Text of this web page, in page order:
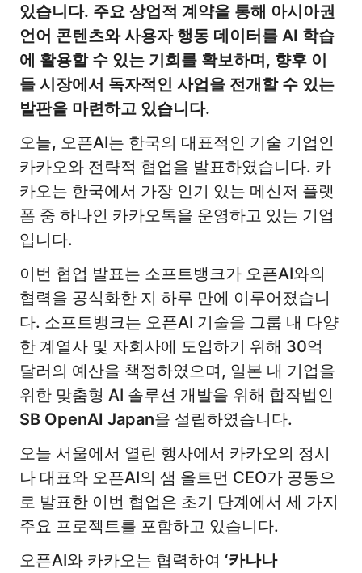
있습니다. 주요 상업적 계약을 통해 아시아권
언어 콘텐츠와 사용자 행동 데이터를 AI 학습
에 활용할 수 있는 기회를 확보하며, 향후 이
들 시장에서 독자적인 사업을 전개할 수 있는
발판을 마련하고 있습니다.
오늘, 오픈AI는 한국의 대표적인 기술 기업인
카카오와 전략적 협업을 발표하였습니다. 카
카오는 한국에서 가장 인기 있는 메신저 플랫
폼 중 하나인 카카오톡을 운영하고 있는 기업
입니다.
이번 협업 발표는 소프트뱅크가 오픈AI와의
협력을 공식화한 지 하루 만에 이루어졌습니
다. 소프트뱅크는 오픈AI 기술을 그룹 내 다양
한 계열사 및 자회사에 도입하기 위해 30억
달러의 예산을 책정하였으며, 일본 내 기업을
위한 맞춤형 AI 솔루션 개발을 위해 합작법인
SB OpenAI Japan을 설립하였습니다.
오늘 서울에서 열린 행사에서 카카오의 정시
나 대표와 오픈AI의 샘 올트먼 CEO가 공동으
로 발표한 이번 협업은 초기 단계에서 세 가지
주요 프로젝트를 포함하고 있습니다.
오픈AI와 카카오는 협력하여 ‘카나나